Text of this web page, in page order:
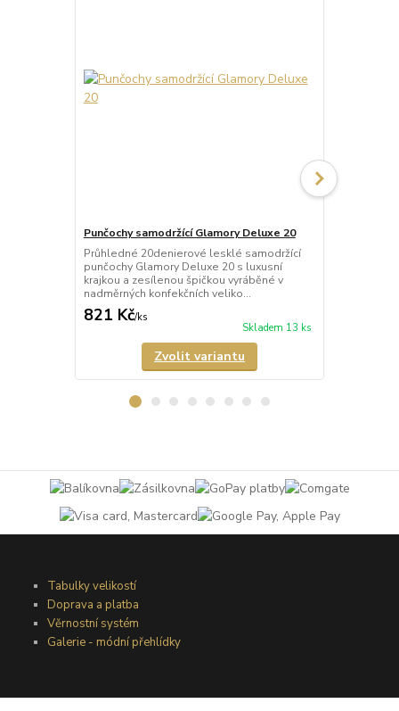
Punčochy samodržící Glamory Deluxe 20
Průhledné 20denierové lesklé samodržící
punčochy Glamory Deluxe 20 s luxusní
krajkou a zesílenou špičkou vyráběné v
nadměrných konfekčních veliko...
821 Kč/ks
Skladem 13 ks
Zvolit variantu
Tabulky velikostí
Doprava a platba
Věrnostní systém
Galerie - módní přehlídky